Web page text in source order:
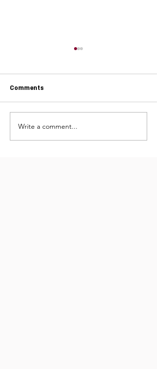
עוגת שזיפים* קייצית רומנית
Comments
Write a comment...